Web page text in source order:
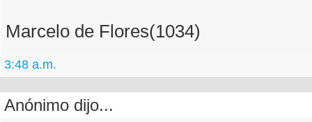
Marcelo de Flores(1034)
3:48 a.m.
Anónimo dijo...